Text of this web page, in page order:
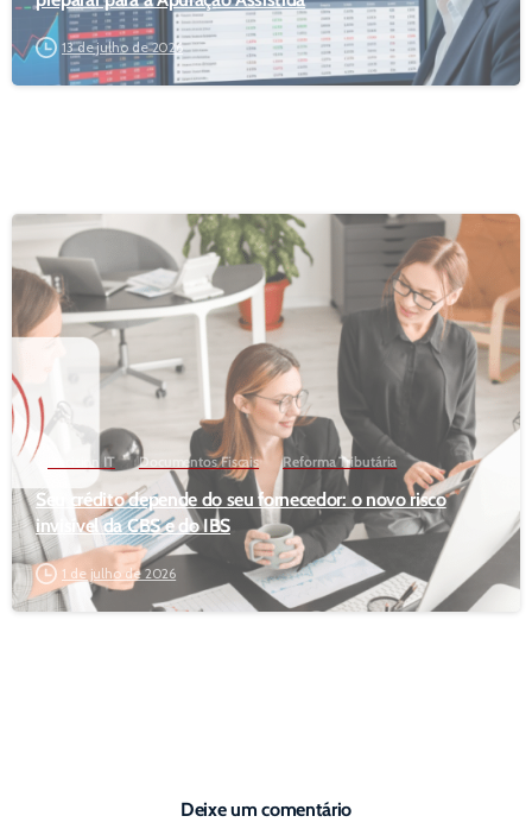
13 de julho de 2026
Decision IT Documentos Fiscais Reforma Tributária
Seu crédito depende do seu fornecedor: o novo risco
invisível da CBS e do IBS
1 de julho de 2026
Deixe um comentário